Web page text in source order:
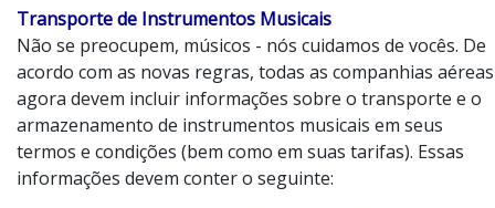
Transporte de Instrumentos Musicais
Não se preocupem, músicos - nós cuidamos de vocês. De
acordo com as novas regras, todas as companhias aéreas
agora devem incluir informações sobre o transporte e o
armazenamento de instrumentos musicais em seus
termos e condições (bem como em suas tarifas). Essas
informações devem conter o seguinte: